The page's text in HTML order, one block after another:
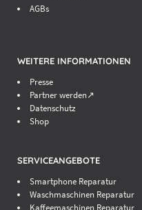
AGBs
WEITERE INFORMATIONEN
Presse
Partner werden↗
Datenschutz
Shop
SERVICEANGEBOTE
Smartphone Reparatur
Waschmaschinen Reparatur